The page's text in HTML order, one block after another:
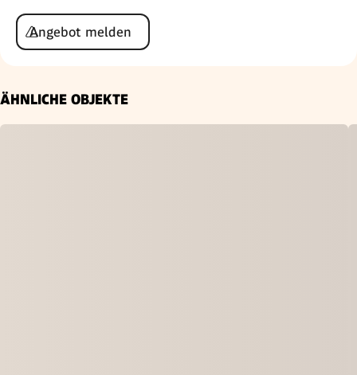
Angebot melden
ÄHNLICHE OBJEKTE